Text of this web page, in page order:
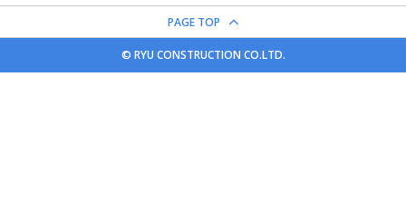
PAGE TOP